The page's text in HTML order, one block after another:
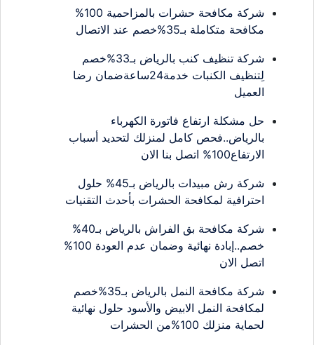
شركة مكافحة حشرات بالمزاحمية 100%
مكافحة متكاملة بـ35%خصم عند الاتصال
شركة تنظيف كنب بالرياض بـ33%خصم
لِتنظيف الكنبات خدمة24ساعةضمان رضا
العميل
حل مشكلة ارتفاع فاتورة الكهرباء
بالرياض..فحص كامل لمنزلك لتحديد أسباب
الارتفاع100% اتصل بنا الان
شركة رش مبيدات بالرياض بـ45% حلول
احترافية لمكافحة الحشرات بأحدث التقنيات
شركة مكافحة بق الفراش بالرياض بـ40%
خصم..إبادة نهائية وضمان عدم العودة 100%
اتصل الان
شركة مكافحة النمل بالرياض بـ35%خصم
لمكافحة النمل الابيض والأسود حلول نهائية
لحماية منزلك 100%من الحشرات